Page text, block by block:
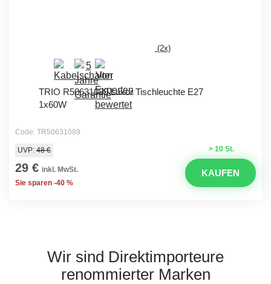
(2x)
TRIO R50631089 Luxor Tischleuchte E27
1x60W
Code: TR50631089
> 10 St.
UVP: 48 €
29 € inkl. MwSt.
Sie sparen -40 %
KAUFEN
Wir sind Direktimporteure
renommierter Marken